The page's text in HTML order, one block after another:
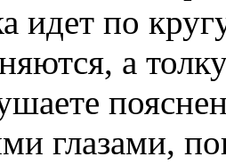
идет по
а
глазами,